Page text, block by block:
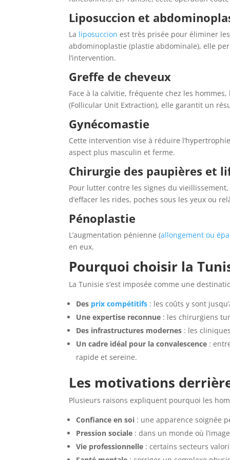
Liposuccion et
La liposuccion est très prisée pour éliminer
abdominoplastie (plastie abdominale), elle
l’intervention.
Greffe de cheveux
Face à la calvitie, fréquente chez les
(Follicular Unit Extraction), elle garantit un
Gynécomastie
Cette intervention vise à réduire
aspect plus masculin et ferme.
Chirurgie des paupières et
Pour lutter contre les signes du
d’effacer les rides, poches sous les yeux ou
Pénoplastie
L’augmentation pénienne (allongement ou
en eux.
Pourquoi choisir la
La Tunisie s’est imposée comme une
Des prix compétitifs : les coûts y sont
Une expertise reconnue : les chirurgiens
Des infrastructures modernes : les
Un cadre idéal pour la convalescence :
rapide et sereine.
Les motivations
Plusieurs raisons expliquent pourquoi les
Confiance en soi : une apparence soignée
Pression sociale : dans un monde où
Vie professionnelle : certains secteurs